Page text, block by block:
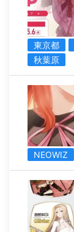
東京都
秋葉原
NEOWIZ